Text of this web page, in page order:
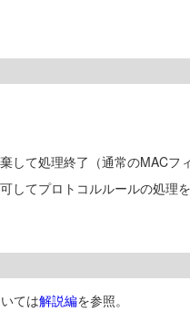
して処理終了（通常のMACフ
してプロトコルルールの処理
ては解説編を参照。